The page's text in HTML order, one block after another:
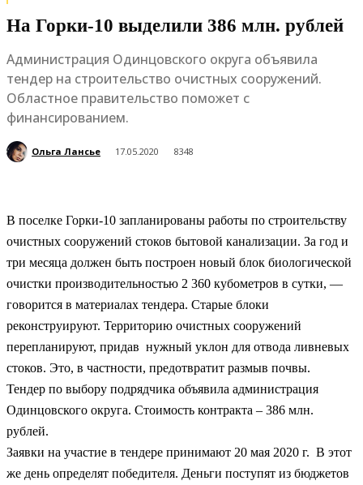
На Горки-10 выделили 386 млн. рублей
Администрация Одинцовcкого округа объявила
тендер на строительство очистных сооружений.
Областное правительство поможет с
финансированием.
Ольга Лансье 17.05.2020 8348
В поселке Горки-10 запланированы работы по строительству
очистных сооружений стоков бытовой канализации. За год и
три месяца должен быть построен новый блок биологической
очистки производительностью 2 360 кубометров в сутки, —
говорится в материалах тендера. Старые блоки
реконструируют. Территорию очистных сооружений
перепланируют, придав нужный уклон для отвода ливневых
стоков. Это, в частности, предотвратит размыв почвы.
Тендер по выбору подрядчика объявила администрация
Одинцовского округа. Стоимость контракта – 386 млн.
рублей.
Заявки на участие в тендере принимают 20 мая 2020 г. В этот
же день определят победителя. Деньги поступят из бюджетов